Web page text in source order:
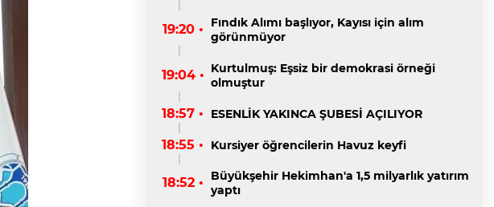
19:20 •
Fındık Alımı başlıyor, Kayısı için alım
görünmüyor
19:04 • Kurtulmuş: Eşsiz bir demokrasi örneği
olmuştur
18:57 • ESENLİK YAKINCA ŞUBESİ AÇILIYOR
18:55 • Kursiyer öğrencilerin Havuz keyfi
18:52 •
Büyükşehir Hekimhan'a 1,5 milyarlık yatırım
yaptı